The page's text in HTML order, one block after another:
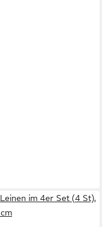
im 4er Set (4 St),